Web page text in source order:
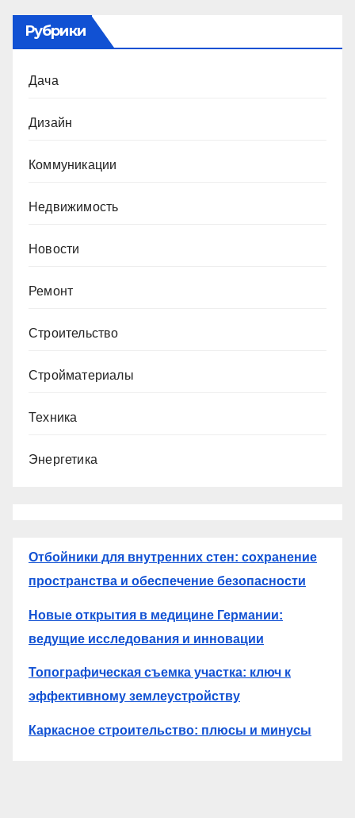
Рубрики
Дача
Дизайн
Коммуникации
Недвижимость
Новости
Ремонт
Строительство
Стройматериалы
Техника
Энергетика
Отбойники для внутренних стен: сохранение
пространства и обеспечение безопасности
Новые открытия в медицине Германии:
ведущие исследования и инновации
Топографическая съемка участка: ключ к
эффективному землеустройству
Каркасное строительство: плюсы и минусы